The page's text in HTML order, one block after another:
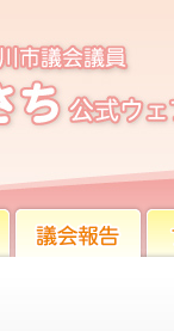
市川市議会定例